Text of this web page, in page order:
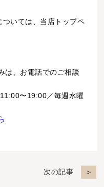
いては、当店トップペ
は、お電話でのご相談
11:00〜19:00／毎週水曜
次の記事